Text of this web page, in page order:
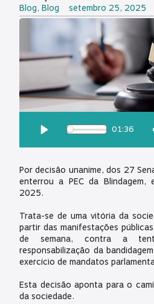
Blog, Blog setembro 25, 2025
01:36
Por decisão unanime, dos 27
enterrou a PEC da
2025.
Trata-se de uma vitória da
partir das manifestações
de semana, contra a
responsabilização da
exercício de mandatos
Esta decisão aponta para o
da sociedade.